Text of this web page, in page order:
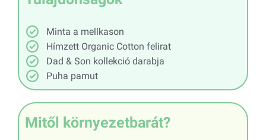
Minta a mellkason
Hímzett Organic Cotton felirat
Dad & Son kollekció darabja
Puha pamut
Mitől környezetbarát?